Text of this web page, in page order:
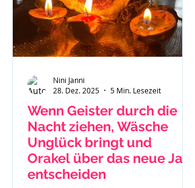
Wenn Geister durch die
Nacht ziehen, Wäsche
Unglück bringt und
Orakel über das neue Jahr
entscheiden
Nini Janni
28. Dez. 2025
5 Min. Lesezeit